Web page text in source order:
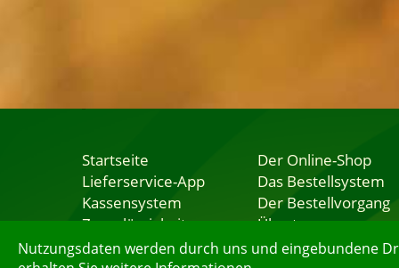
Nutzungsdaten werden durch uns und eingebundene
Startseite
Lieferservice-App
Kassensystem
Zuverlässigkeit
Sicherheit
Der Online-Shop
Das Bestellsystem
Der Bestellvorgang
Übertragung
Testshop